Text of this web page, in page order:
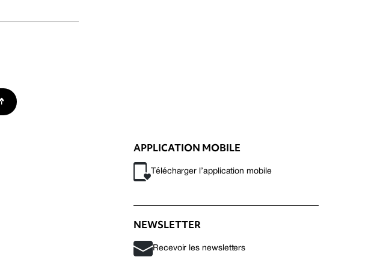
APPLICATION MOBILE
Télécharger l’application mobile
NEWSLETTER
Recevoir les newsletters